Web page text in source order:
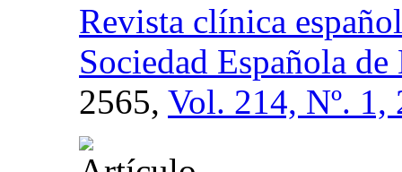
Revista clínica
Sociedad Española
2565, Vol. 214, Nº. 1,